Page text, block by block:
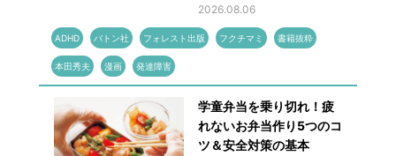
2026.08.06
ADHD バトン社 フォレスト出版 フクチマミ 書籍抜粋
本田秀夫 漫画 発達障害
学童弁当を乗り切れ！疲
れないお弁当作り5つのコ
ツ＆安全対策の基本